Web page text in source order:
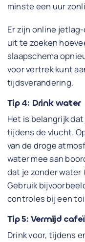
minste een uur
Er zijn online
uit te zoeken
slaapschema
voor vertrek kunt
tijdsverandering.
Tip 4: Drink water
Het is belangrijk
tijdens de vlucht.
van de droge
water mee aan
dat je zonder
Gebruik
controles bij een
Tip 5: Vermijd
Drink voor, tijdens